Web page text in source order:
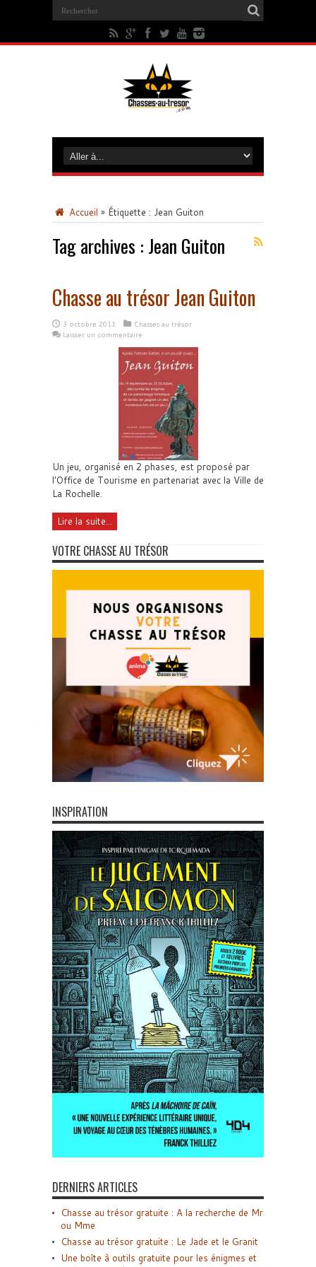
Accueil » Étiquette : Jean Guiton
Tag archives : Jean Guiton
Chasse au trésor Jean Guiton
3 octobre 2011
Chasses au trésor
Laisser un commentaire
Un jeu, organisé en 2 phases, est proposé par
l'Office de Tourisme en partenariat avec la Ville de
La Rochelle.
Lire la suite...
VOTRE CHASSE AU TRÉSOR
INSPIRATION
DERNIERS ARTICLES
Chasse au trésor gratuite : A la recherche de Mr
ou Mme
Chasse au trésor gratuite : Le Jade et le Granit
Une boîte à outils gratuite pour les énigmes et